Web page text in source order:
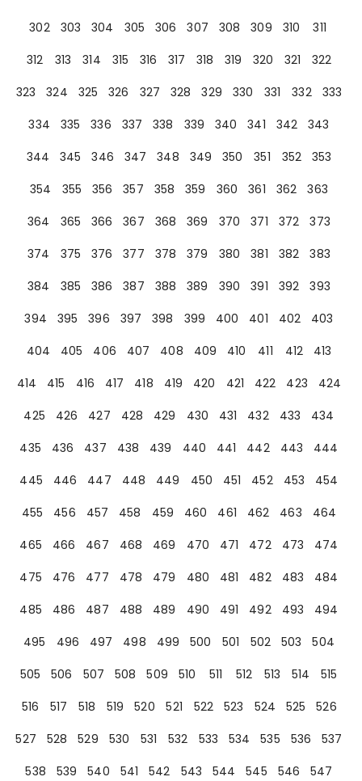
302
303 304 305 306 307 308 309 310
311
312
313 314 315 316 317 318 319 320 321
322
323
324 325 326 327 328 329 330 331 332
333
334
335 336 337 338 339 340 341 342
343
344
345 346 347 348 349 350 351 352
353
354
355 356 357 358 359 360 361 362
363
364
365 366 367 368 369 370 371 372
373
374
375 376 377 378 379 380 381 382
383
384
385 386 387 388 389 390 391 392
393
394
395 396 397 398 399 400 401 402
403
404
405 406 407 408 409 410 411 412
413
414
415 416 417 418 419 420 421 422 423
424
425
426 427 428 429 430 431 432 433
434
435
436 437 438 439 440 441 442 443
444
445
446 447 448 449 450 451 452 453
454
455
456 457 458 459 460 461 462 463
464
465
466 467 468 469 470 471 472 473
474
475
476 477 478 479 480 481 482 483
484
485
486 487 488 489 490 491 492 493
494
495
496 497 498 499 500 501 502 503
504
505
506 507 508 509 510 511 512 513 514
515
516
517 518 519 520 521 522 523 524 525
526
527
528 529 530 531 532 533 534 535 536
537
538
539 540 541 542 543 544 545 546
547